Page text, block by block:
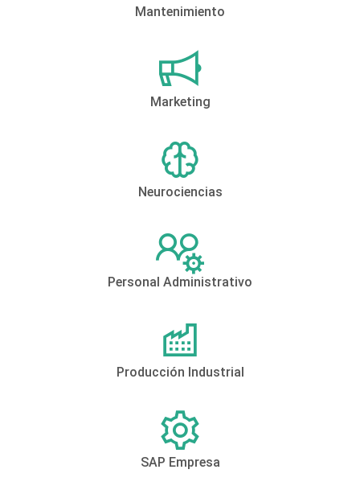
Mantenimiento
Marketing
Neurociencias
Personal Administrativo
Producción Industrial
SAP Empresa